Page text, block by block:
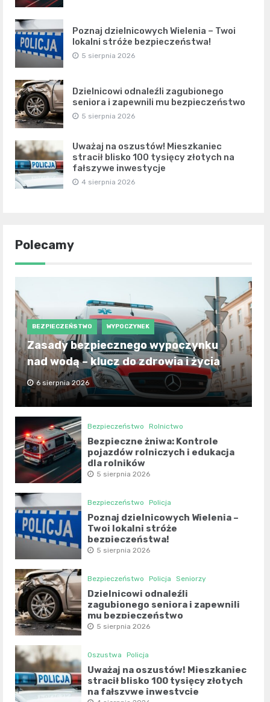
Poznaj dzielnicowych Wielenia – Twoi
lokalni stróże bezpieczeństwa!
5 sierpnia 2026
Dzielnicowi odnaleźli zagubionego
seniora i zapewnili mu bezpieczeństwo
5 sierpnia 2026
Uważaj na oszustów! Mieszkaniec
stracił blisko 100 tysięcy złotych na
fałszywe inwestycje
4 sierpnia 2026
Polecamy
BEZPIECZEŃSTWO WYPOCZYNEK
Zasady bezpiecznego wypoczynku
nad wodą – klucz do zdrowia i życia
6 sierpnia 2026
Bezpieczeństwo Rolnictwo
Bezpieczne żniwa: Kontrole
pojazdów rolniczych i edukacja
dla rolników
5 sierpnia 2026
Bezpieczeństwo Policja
Poznaj dzielnicowych Wielenia –
Twoi lokalni stróże
bezpieczeństwa!
5 sierpnia 2026
Bezpieczeństwo Policja Seniorzy
Dzielnicowi odnaleźli
zagubionego seniora i zapewnili
mu bezpieczeństwo
5 sierpnia 2026
Oszustwa Policja
Uważaj na oszustów! Mieszkaniec
stracił blisko 100 tysięcy złotych
na fałszywe inwestycje